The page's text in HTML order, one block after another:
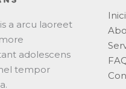
a arcu laoreet
adolescens
tempor